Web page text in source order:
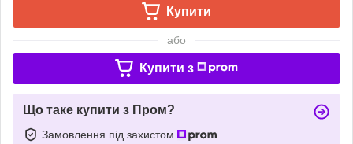
Купити
або
Купити з
Що таке купити з Пром?
Замовлення під захистом